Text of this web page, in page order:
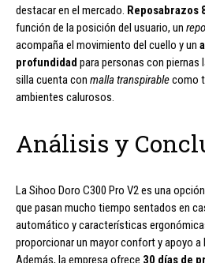
destacar en el mercado. Reposabrazos
función de la posición del usuario, un
acompaña el movimiento del cuello y un
profundidad para personas con piernas
silla cuenta con malla transpirablecomo
ambientes calurosos.
Análisis y
La Sihoo Doro C300 Pro V2 es una
que pasan mucho tiempo sentados en
automático y características
proporcionar un mayor confort y apoyo a
Además, la empresa ofrece 30 días de